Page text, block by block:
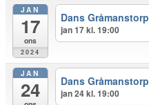
JAN
17
ons
2024
Dans Gråmanstorp
jan 17 kl. 19:00
JAN
24 Dans Gråmanstorp
jan 24 kl. 19:00